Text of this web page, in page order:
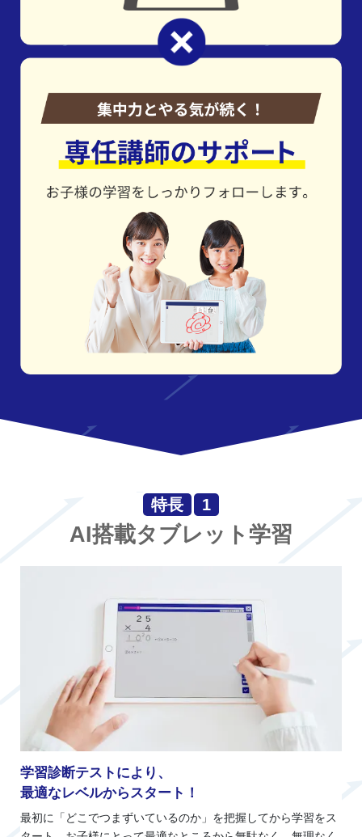
特長 1
AI搭載タブレット学習
学習診断テストにより、
最適なレベルからスタート！
最初に「どこでつまずいているのか」を把握してから学習をス